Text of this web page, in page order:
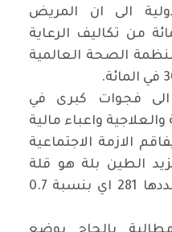
الى ان المريض
70 في المائة من تكاليف الرعاية
الصحة العالمية
.
فجوات كبرى في
واعباء مالية
الازمة الاجتماعية
الطين بلة هو قلة
المستشفيات التي يبلغ عددها 281 اي بنسبة 0.7